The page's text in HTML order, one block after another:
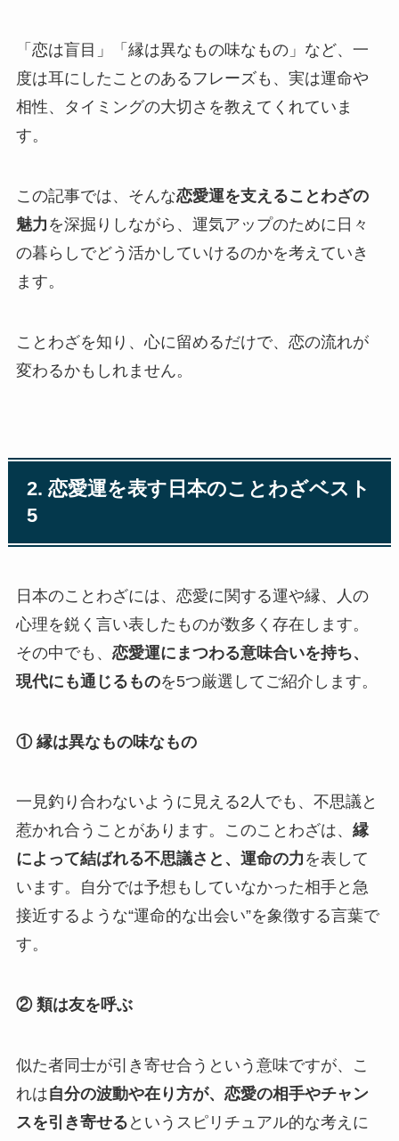
「恋は盲目」「縁は異なもの味なもの」など、一
度は耳にしたことのあるフレーズも、実は運命や
相性、タイミングの大切さを教えてくれていま
す。
この記事では、そんな恋愛運を支えることわざの
魅力 を深掘りしながら、運気アップのために日々
の暮らしでどう活かしていけるのかを考えていき
ます。
ことわざを知り、心に留めるだけで、恋の流れが
変わるかもしれません。
2. 恋愛運を表す日本のことわざベスト
5
日本のことわざには、恋愛に関する運や縁、人の
心理を鋭く言い表したものが数多く存在します。
その中でも、 恋愛運にまつわる意味合いを持ち、
現代にも通じるものを5つ厳選してご紹介します。
① 縁は異なもの味なもの
一見釣り合わないように見える2人でも、不思議と
惹かれ合うことがあります。このことわざは、 縁
によって結ばれる不思議さと、運命の力 を表して
います。自分では予想もしていなかった相手と急
接近するような“運命的な出会い”を象徴する言葉で
す。
② 類は友を呼ぶ
似た者同士が引き寄せ合うという意味ですが、こ
れは自分の波動や在り方が、恋愛の相手やチャン
スを引き寄せる というスピリチュアル的な考えに